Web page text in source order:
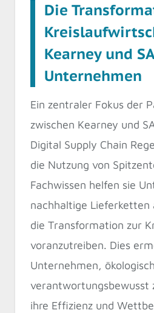
Die
Kearney und
Unternehmen
Ein zentraler Fokus der
zwischen Kearney und
Digital Supply Chain
die Nutzung von
Fachwissen helfen sie
nachhaltige Lieferketten
die Transformation zur
voranzutreiben. Dies
Unternehmen, ökologisch
verantwortungsbewusst
ihre Effizienz und